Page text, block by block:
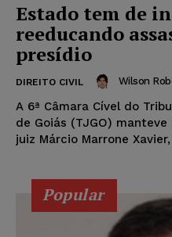
Estado tem de
reeducando
presídio
DIREITO CIVIL Wilson
A 6ª Câmara Cível do
de Goiás (TJGO)
juiz Márcio Marrone
Popular